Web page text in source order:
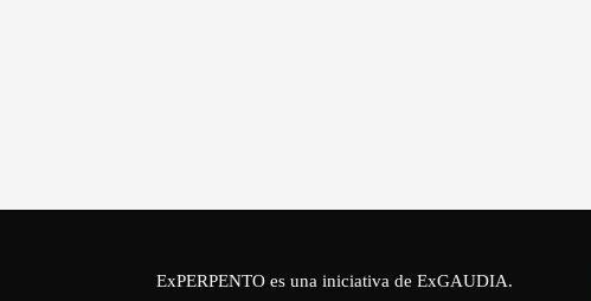
ExPERPENTO es una iniciativa de ExGAUDIA.